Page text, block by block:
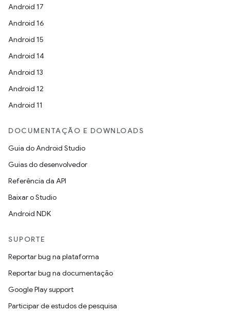
Android 17
Android 16
Android 15
Android 14
Android 13
Android 12
Android 11
DOCUMENTAÇÃO E DOWNLOADS
Guia do Android Studio
Guias do desenvolvedor
Referência da API
Baixar o Studio
Android NDK
SUPORTE
Reportar bug na plataforma
Reportar bug na documentação
Google Play support
Participar de estudos de pesquisa